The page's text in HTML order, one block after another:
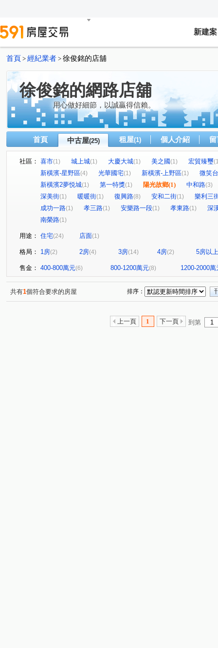
新建案
首頁 > 經紀業者 > 徐俊銘的店舖
徐俊銘的網路店舖
用心做好細節，以誠贏得信賴。
首頁 中古屋(25) 租屋(1) 個人介紹
社區： 喜市(1) 城上城(1) 大慶大城(1) 美之國(1) 宏貿臻璽
新橫濱-星野區(4) 光華國宅(1) 新橫濱-上野區(1)
微笑
新橫濱2夢悦城(1) 第一特獎(1) 陽光故鄉(1) 中和路(3)
深美街(1) 暖暖街(1) 復興路(8) 安和二街(1)
樂利三
成功一路(1) 孝三路(1) 安樂路一段(1) 孝東路(1)
深
南榮路(1)
用途： 住宅(24) 店面(1)
格局： 1房(2) 2房(4) 3房(14) 4房(2) 5房以上
售金： 400-800萬元(6) 800-1200萬元(8) 1200-2000萬
共有1個符合要求的房屋 排序：
上一頁 1 下一頁 到第